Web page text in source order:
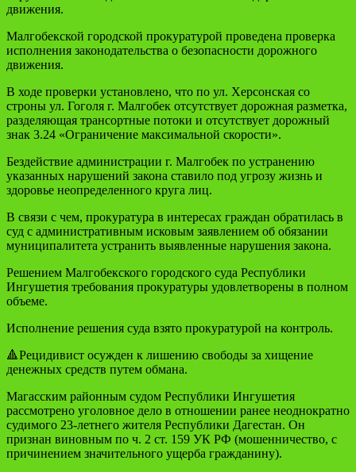
движения.
Малгобекской городской прокуратурой проведена проверка
исполнения законодательства о безопасности дорожного
движения.
В ходе проверки установлено, что по ул. Херсонская со
строны ул. Гоголя г. Малгобек отсутствует дорожная разметка,
разделяющая трансортные потоки и отсутствует дорожный
знак 3.24 «Ограничение максимальной скорости».
Бездействие администрации г. Малгобек по устранению
указанных нарушений закона ставило под угрозу жизнь и
здоровье неопределенного круга лиц.
В связи с чем, прокуратура в интересах граждан обратилась в
суд с административным исковым заявлением об обязании
муниципалитета устранить выявленные нарушения закона.
Решением Малгобекского городского суда Республики
Ингушетия требования прокуратуры удовлетворены в полном
объеме.
Исполнение решения суда взято прокуратурой на контроль.
🔺Рецидивист осужден к лишению свободы за хищение
денежных средств путем обмана.
Магасским районным судом Республики Ингушетия
рассмотрено уголовное дело в отношении ранее неоднократно
судимого 23-летнего жителя Республики Дагестан. Он
признан виновным по ч. 2 ст. 159 УК РФ (мошенничество, с
причинением значительного ущерба гражданину).